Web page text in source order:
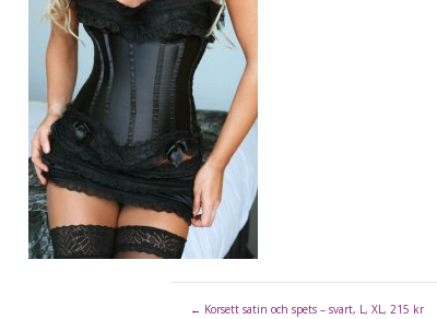
← Korsett satin och spets – svart, L, XL, 215 kr